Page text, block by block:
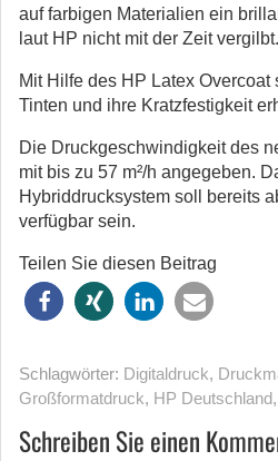
auf farbigen Materialien ein
laut HP nicht mit der Zeit vergilbt.
Mit Hilfe des HP Latex
Tinten und ihre Kratzfestigkeit
Die Druckgeschwindigkeit des
mit bis zu 57 m²/h angegeben.
Hybriddrucksystem soll bereits
verfügbar sein.
Teilen Sie diesen Beitrag
Schlagwörter: Digitaldruck,
Großformatdruck, HP Deutschland,
Schreiben Sie einen